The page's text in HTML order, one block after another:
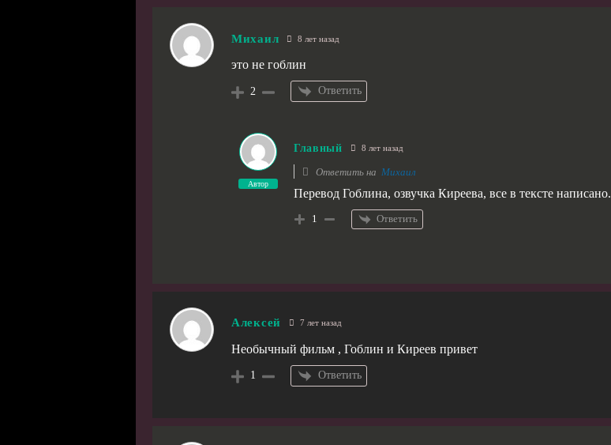
Михаил 8 лет назад
это не гоблин
2 Ответить
Автор
Главный 8 лет назад
Ответить на Михаил
Перевод Гоблина, озвучка Киреева, все в тексте написано.
1 Ответить
Алексей 7 лет назад
Необычный фильм , Гоблин и Киреев привет
1 Ответить